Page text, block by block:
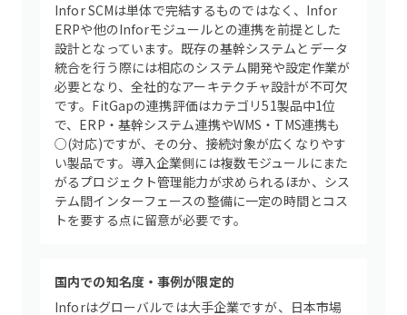
Infor SCMは単体で完結するものではなく、Infor
ERPや他のInforモジュールとの連携を前提とした
設計となっています。既存の基幹システムとデータ
統合を行う際には相応のシステム開発や設定作業が
必要となり、全社的なアーキテクチャ設計が不可欠
です。FitGapの連携評価はカテゴリ51製品中1位
で、ERP・基幹システム連携やWMS・TMS連携も
○(対応)ですが、その分、接続対象が広くなりやす
い製品です。導入企業側には複数モジュールにまた
がるプロジェクト管理能力が求められるほか、シス
テム間インターフェースの整備に一定の時間とコス
トを要する点に留意が必要です。
国内での知名度・事例が限定的
Inforはグローバルでは大手企業ですが、日本市場